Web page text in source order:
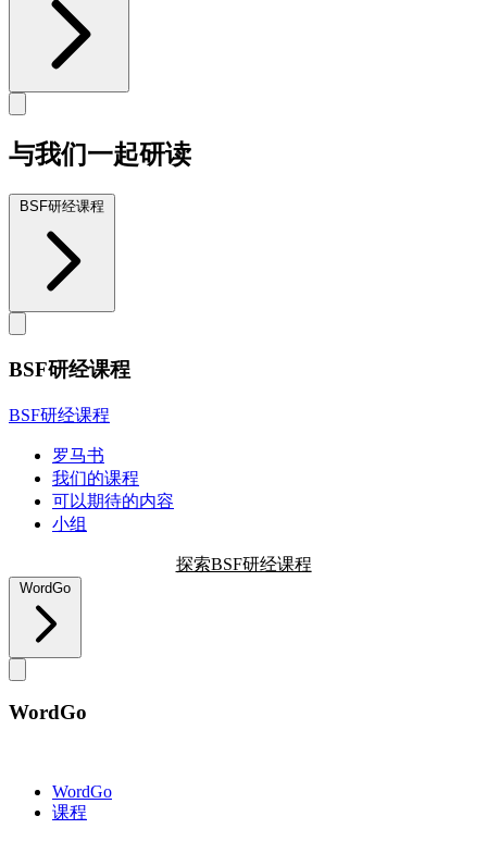
与我们一起研读
BSF研经课程
BSF研经课程
BSF研经课程
罗马书
我们的课程
可以期待的内容
小组
探索BSF研经课程
WordGo
WordGo
WordGo
课程